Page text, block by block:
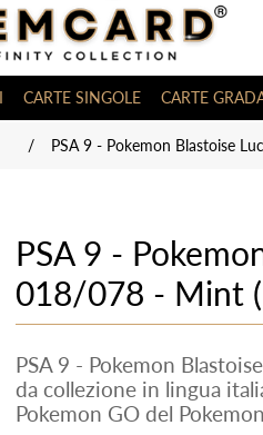
CARTE SINGOLE CARTE
/ PSA 9 - Pokemon Blastoise
PSA 9 -
018/078 - Mint
PSA 9 - Pokemon
da collezione in lingua
Pokemon GO del